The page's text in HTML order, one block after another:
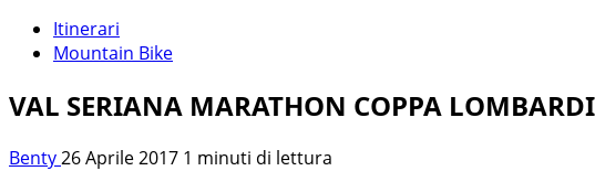
Itinerari
Mountain Bike
VAL SERIANA MARATHON COPPA
Benty26 Aprile 2017 1 minuti di lettura